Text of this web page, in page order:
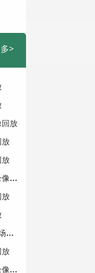
>
回放
放
放
0
5月25日 英超第38轮 利物浦vs布伦特福德 全场录像回放
放
0
5月18日 英超第37轮 纽卡斯尔联vsv西汉姆联 全场录像回放
放
0
5月17日 英超第37轮 布伦特福德vs水晶宫 全场录像回放